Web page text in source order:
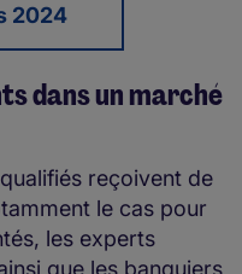
2024
dans un marché
reçoivent de
le cas pour
les experts